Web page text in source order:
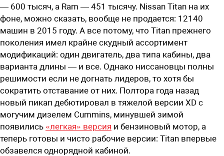
— 600 тысяч, а Ram — 451 тысячу. Nissan Titan на их
фоне, можно сказать, вообще не продается: 12140
машин в 2015 году. А все потому, что Titan прежнего
поколения имел крайне скудный ассортимент
модификаций: один двигатель, два типа кабины, два
варианта длины — и все. Однако ниссановцы полны
решимости если не догнать лидеров, то хотя бы
сократить отставание от них. Полтора года назад
новый пикап дебютировал в тяжелой версии XD с
могучим дизелем Cummins, минувшей зимой
появились «легкая» версия и бензиновый мотор, а
теперь готовы и чисто рабочие версии: Titan впервые
обзавелся однорядной кабиной.